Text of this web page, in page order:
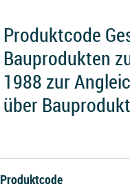
Produktcode
Bauprodukten
1988 zur
über
Produktcode